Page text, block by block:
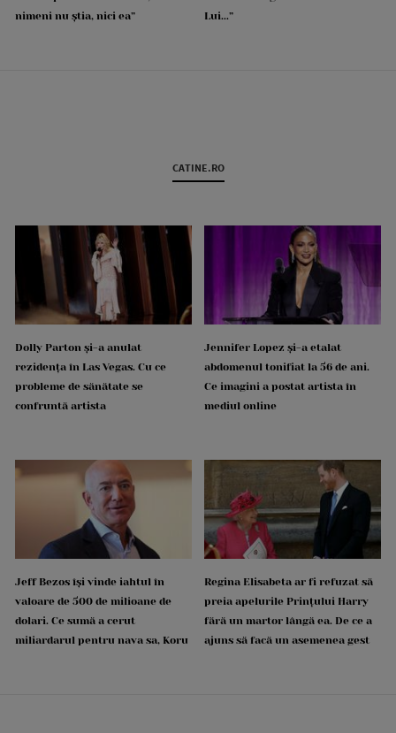
nimeni nu știa, nici ea”
Lui...”
CATINE.RO
Dolly Parton și-a anulat
rezidența în Las Vegas. Cu ce
probleme de sănătate se
confruntă artista
Jennifer Lopez și-a etalat
abdomenul tonifiat la 56 de ani.
Ce imagini a postat artista în
mediul online
Jeff Bezos își vinde iahtul în
valoare de 500 de milioane de
dolari. Ce sumă a cerut
miliardarul pentru nava sa, Koru
Regina Elisabeta ar fi refuzat să
preia apelurile Prințului Harry
fără un martor lângă ea. De ce a
ajuns să facă un asemenea gest